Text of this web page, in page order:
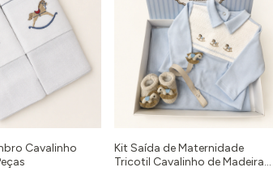
Cavalinho
Kit Saída de Maternidade
Tricotil Cavalinho de Madeira